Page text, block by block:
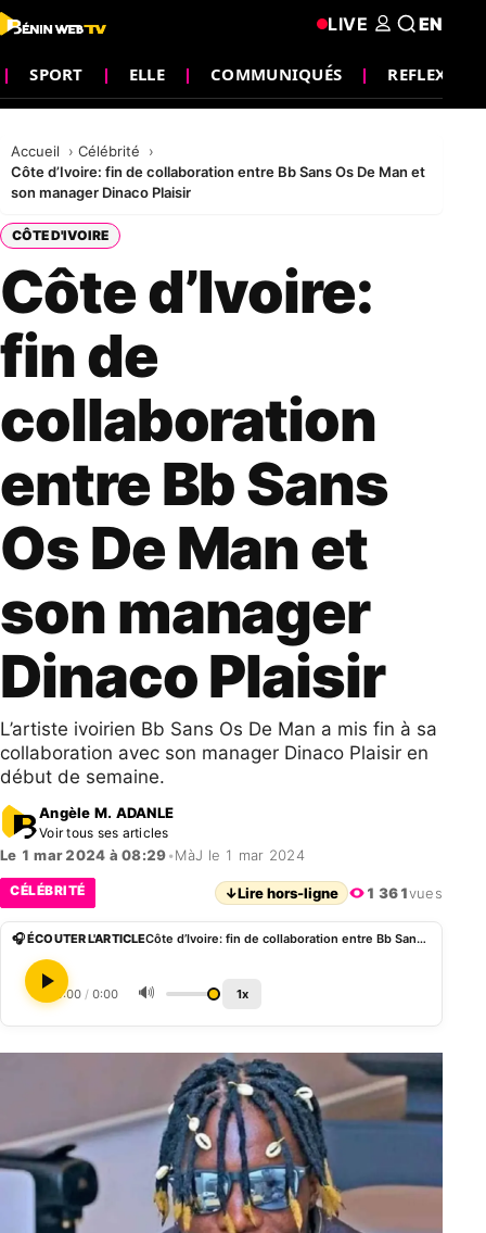
SPORT ELLE COMMUNIQUÉS REFLEXION
LIVE EN
Accueil
Célébrité
Côte d’Ivoire: fin de collaboration entre Bb Sans Os De Man et
son manager Dinaco Plaisir
CÔTE D'IVOIRE
Côte d’Ivoire:
fin de
collaboration
entre Bb Sans
Os De Man et
son manager
Dinaco Plaisir
L’artiste ivoirien Bb Sans Os De Man a mis fin à sa
collaboration avec son manager Dinaco Plaisir en
début de semaine.
Angèle M. ADANLE
Voir tous ses articles
Le 1 mar 2024 à 08:29•MàJ le 1 mar 2024
CÉLÉBRITÉ ↓Lire hors-ligne 1 361vues
🎧 ÉCOUTER L'ARTICLE Côte d’Ivoire: fin de collaboration entre Bb Sans Os De Man et son manager Dinaco Plaisir
0:00 / 0:00 🔊 1x